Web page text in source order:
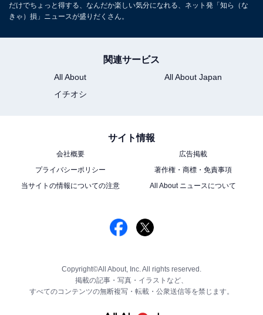
だけでちょっと得する、なんだか楽しい気分になれる、ネット発「知ら（な
きゃ）損」ニュースが盛りだくさん。
関連サービス
All About
All About Japan
イチオシ
サイト情報
会社概要
広告掲載
プライバシーポリシー
著作権・商標・免責事項
当サイトの情報についての注意
All About ニュースについて
Copyright©All About, Inc. All rights reserved.
掲載の記事・写真・イラストなど、
すべてのコンテンツの無断複写・転載・公衆送信等を禁じます。